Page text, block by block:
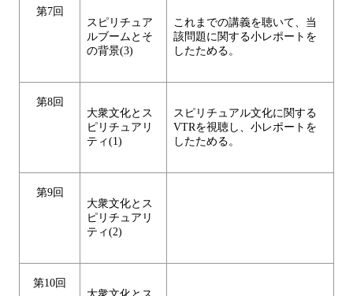
第7回
スピリチュア
ルブームとそ
の背景(3)
これまでの講義を聴いて、当
該問題に関する小レポートを
したためる。
第8回
大衆文化とス
ピリチュアリ
ティ(1)
スピリチュアル文化に関する
VTRを視聴し、小レポートを
したためる。
第9回
大衆文化とス
ピリチュアリ
ティ(2)
第10回